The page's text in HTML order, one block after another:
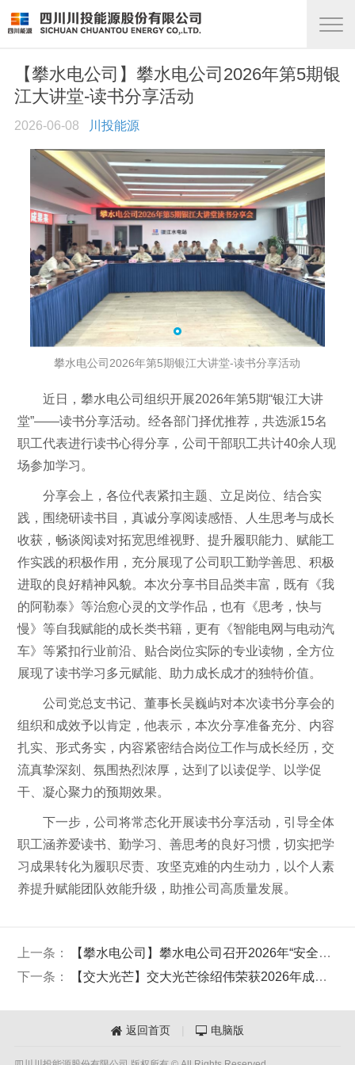
【攀水电公司】攀水电公司2026年第5期银
江大讲堂-读书分享活动
2026-06-08 川投能源
攀水电公司2026年第5期银江大讲堂-读书分享活动
近日，攀水电公司组织开展2026年第5期“银江大讲
堂”——读书分享活动。经各部门择优推荐，共选派15名
职工代表进行读书心得分享，公司干部职工共计40余人现
场参加学习。
分享会上，各位代表紧扣主题、立足岗位、结合实
践，围绕研读书目，真诚分享阅读感悟、人生思考与成长
收获，畅谈阅读对拓宽思维视野、提升履职能力、赋能工
作实践的积极作用，充分展现了公司职工勤学善思、积极
进取的良好精神风貌。本次分享书目品类丰富，既有《我
的阿勒泰》等治愈心灵的文学作品，也有《思考，快与
慢》等自我赋能的成长类书籍，更有《智能电网与电动汽
车》等紧扣行业前沿、贴合岗位实际的专业读物，全方位
展现了读书学习多元赋能、助力成长成才的独特价值。
公司党总支书记、董事长吴巍屿对本次读书分享会的
组织和成效予以肯定，他表示，本次分享准备充分、内容
扎实、形式务实，内容紧密结合岗位工作与成长经历，交
流真挚深刻、氛围热烈浓厚，达到了以读促学、以学促
干、凝心聚力的预期效果。
下一步，公司将常态化开展读书分享活动，引导全体
职工涵养爱读书、勤学习、善思考的良好习惯，切实把学
习成果转化为履职尽责、攻坚克难的内生动力，以个人素
养提升赋能团队效能升级，助推公司高质量发展。
上一条：
【攀水电公司】攀水电公司召开2026年“安全生产月”活动启动会
下一条：
【交大光芒】交大光芒徐绍伟荣获2026年成都百万职工劳动和技能大赛武侯区人工智能训练师比赛一等奖
 返回首页  电脑版